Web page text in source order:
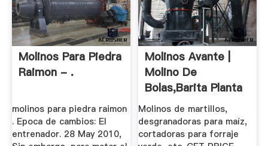
Molinos Para Piedra
Raimon - .
molinos para piedra raimon
. Epoca de cambios: El
entrenador. 28 May 2010,
Molinos Avante |
Molino De
Bolas,Barita Planta
De ...
Molinos de martillos,
desgranadoras para maíz,
cortadoras para forraje